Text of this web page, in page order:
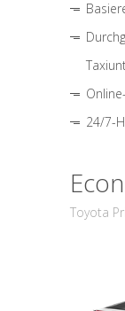
24/7-
Toyota